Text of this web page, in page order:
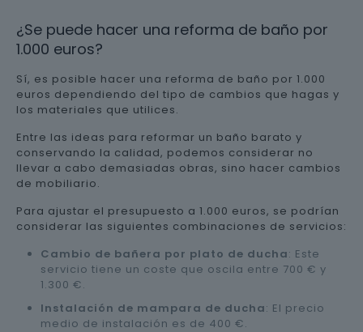
¿Se puede hacer una reforma de baño por
1.000 euros?
Sí, es posible hacer una reforma de baño por 1.000
euros dependiendo del tipo de cambios que hagas y
los materiales que utilices.
Entre las ideas para reformar un baño barato y
conservando la calidad, podemos considerar no
llevar a cabo demasiadas obras, sino hacer cambios
de mobiliario.
Para ajustar el presupuesto a 1.000 euros, se podrían
considerar las siguientes combinaciones de servicios:
Cambio de bañera por plato de ducha: Este
servicio tiene un coste que oscila entre 700 € y
1.300 €.
Instalación de mampara de ducha: El precio
medio de instalación es de 400 €.